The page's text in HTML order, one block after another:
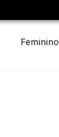
Feminino